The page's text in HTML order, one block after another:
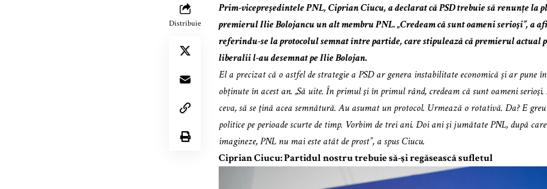
Distribuie
Prim-vicepreşedintele PNL, Ciprian Ciucu, a declarat că PSD trebuie să renunțe la
premierul Ilie Bolojancu un alt membru PNL. „Credeam că sunt oameni serioşi”, a
referindu-se la protocolul semnat între partide, care stipulează că premierul actual
liberalii l-au desemnat pe Ilie Bolojan.
El a precizat că o astfel de strategie a PSD ar genera instabilitate economică și ar pune
obținute în acest an. „Să uite. În primul şi în primul rând, credeam că sunt oameni
ceva, să se ţină acea semnătură. Au asumat un protocol. Urmează o rotativă. Da? E
politice pe perioade scurte de timp. Vorbim de trei ani. Doi ani şi jumătate PNL, după
imagineze, PNL nu mai este atât de prost”, a spus Ciucu.
Ciprian Ciucu: Partidul nostru trebuie să-şi regăsească sufletul